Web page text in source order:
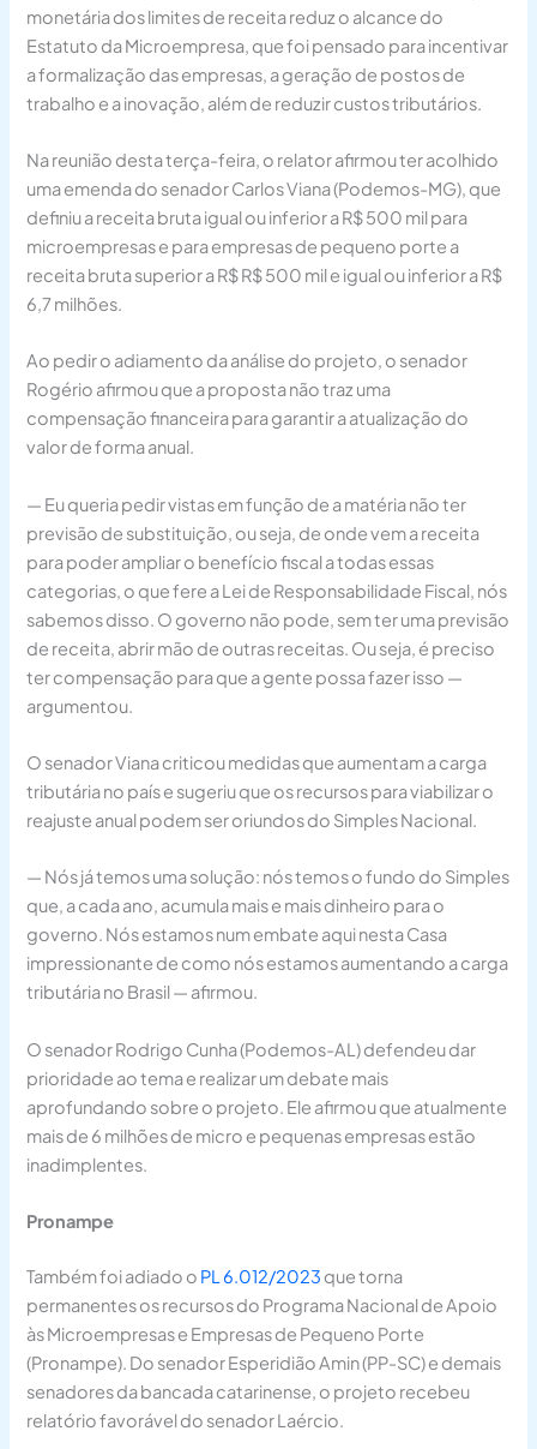
monetária dos limites de receita reduz o alcance do
Estatuto da Microempresa, que foi pensado para incentivar
a formalização das empresas, a geração de postos de
trabalho e a inovação, além de reduzir custos tributários.
Na reunião desta terça-feira, o relator afirmou ter acolhido
uma emenda do senador Carlos Viana (Podemos-MG), que
definiu a receita bruta igual ou inferior a R$ 500 mil para
microempresas e para empresas de pequeno porte a
receita bruta superior a R$ R$ 500 mil e igual ou inferior a R$
6,7 milhões.
Ao pedir o adiamento da análise do projeto, o senador
Rogério afirmou que a proposta não traz uma
compensação financeira para garantir a atualização do
valor de forma anual.
— Eu queria pedir vistas em função de a matéria não ter
previsão de substituição, ou seja, de onde vem a receita
para poder ampliar o benefício fiscal a todas essas
categorias, o que fere a Lei de Responsabilidade Fiscal, nós
sabemos disso. O governo não pode, sem ter uma previsão
de receita, abrir mão de outras receitas. Ou seja, é preciso
ter compensação para que a gente possa fazer isso —
argumentou.
O senador Viana criticou medidas que aumentam a carga
tributária no país e sugeriu que os recursos para viabilizar o
reajuste anual podem ser oriundos do Simples Nacional.
— Nós já temos uma solução: nós temos o fundo do Simples
que, a cada ano, acumula mais e mais dinheiro para o
governo. Nós estamos num embate aqui nesta Casa
impressionante de como nós estamos aumentando a carga
tributária no Brasil — afirmou.
O senador Rodrigo Cunha (Podemos-AL) defendeu dar
prioridade ao tema e realizar um debate mais
aprofundando sobre o projeto. Ele afirmou que atualmente
mais de 6 milhões de micro e pequenas empresas estão
inadimplentes.
Pronampe
Também foi adiado o PL 6.012/2023 que torna
permanentes os recursos do Programa Nacional de Apoio
às Microempresas e Empresas de Pequeno Porte
(Pronampe). Do senador Esperidião Amin (PP-SC) e demais
senadores da bancada catarinense, o projeto recebeu
relatório favorável do senador Laércio.